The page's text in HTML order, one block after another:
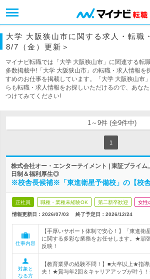
大学 大阪狭山市に関する求人・転職
8/7（金）更新＞
マイナビ転職では「大学 大阪狭山市」に関連する転
多数掲載中!「大学 大阪狭山市」の転職・求人情報を
すめのお仕事を掲載しています。「大学 大阪狭山市
らも転職・求人情報をお探しいただけるので、あな
つけてみてください!
1～9件 (全9件中)
1
株式会社オー・エンターテイメント | 東証プライ
日制＆福利厚生◎
※校舎長候補※「東進衛星予備校」の【校舎
正社員 職種・業種未経験OK 第二新卒歓迎 女性
情報更新日：2026/07/03 終了予定日： 2026/12/24
仕事内容
【手厚いサポート体制で安心！】「東進衛
に関する多彩な業務をお任せします。★頑
反映！
対象と
なる方
【教育業界の経験不問！】■大卒以上★指
夫！★賞与年2回＆キャリアアップが叶う